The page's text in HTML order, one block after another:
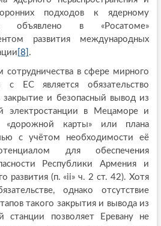
подходов к ядерному
объявлено в «Росатоме»
развития международных
[8] .
в сфере мирного
ЕС является обязательство
и безопасный вывод из
электростанции в Мецаморе и
«дорожной карты» или плана
с учётом необходимости её
для обеспечения
Республики Армения и
развития (п. «ii» ч. 2 ст. 42). Хотя
однако отсутствие
такого закрытия и вывода из
станции позволяет Еревану не